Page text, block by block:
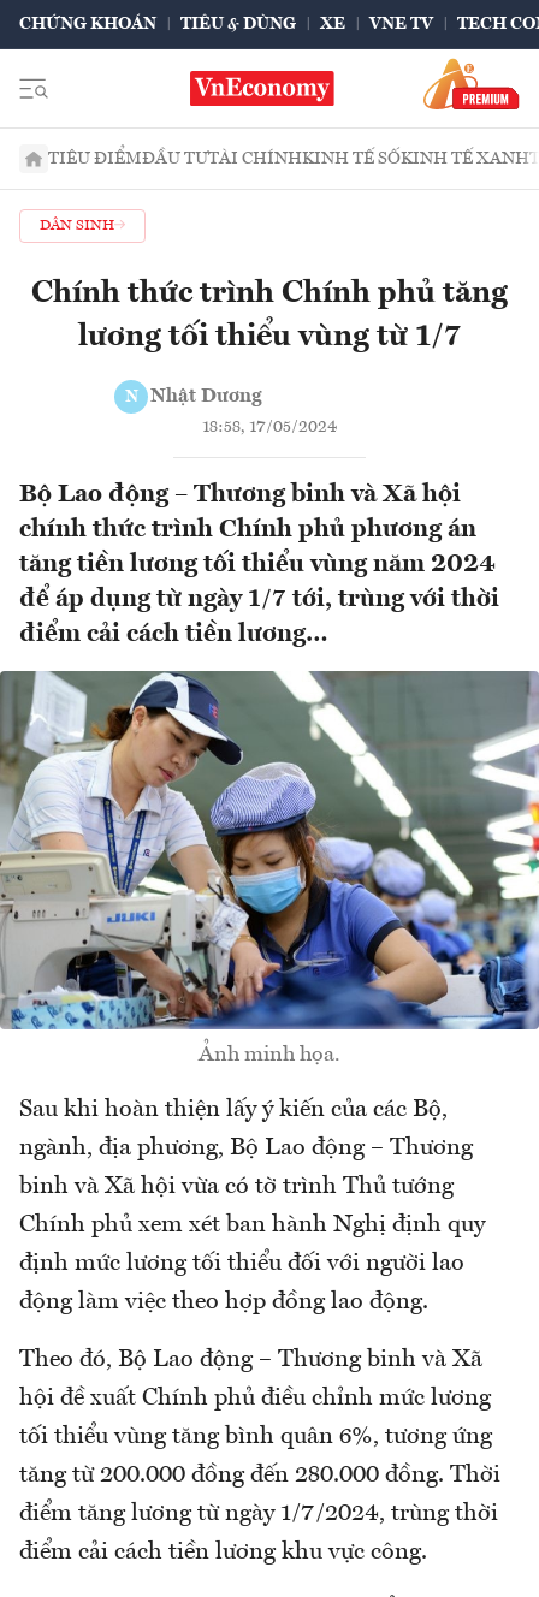
CHỨNG KHOÁN TIÊU & DÙNG XE VNE TV TECH
TIÊU ĐIỂMĐẦU TƯTÀI CHÍNHKINH TẾ SỐKINH TẾ XANH
DÂN SINH
Chính thức trình Chính phủ tăng
lương tối thiểu vùng từ 1/7
N Nhật Dương
18:58, 17/05/2024
Bộ Lao động – Thương binh và Xã hội
chính thức trình Chính phủ phương án
tăng tiền lương tối thiểu vùng năm 2024
để áp dụng từ ngày 1/7 tới, trùng với thời
điểm cải cách tiền lương…
Ảnh minh họa.
Sau khi hoàn thiện lấy ý kiến của các Bộ,
ngành, địa phương, Bộ Lao động – Thương
binh và Xã hội vừa có tờ trình Thủ tướng
Chính phủ xem xét ban hành Nghị định quy
định mức lương tối thiểu đối với người lao
động làm việc theo hợp đồng lao động.
Theo đó, Bộ Lao động – Thương binh và Xã
hội đề xuất Chính phủ điều chỉnh mức lương
tối thiểu vùng tăng bình quân 6%, tương ứng
tăng từ 200.000 đồng đến 280.000 đồng. Thời
điểm tăng lương từ ngày 1/7/2024, trùng thời
điểm cải cách tiền lương khu vực công.